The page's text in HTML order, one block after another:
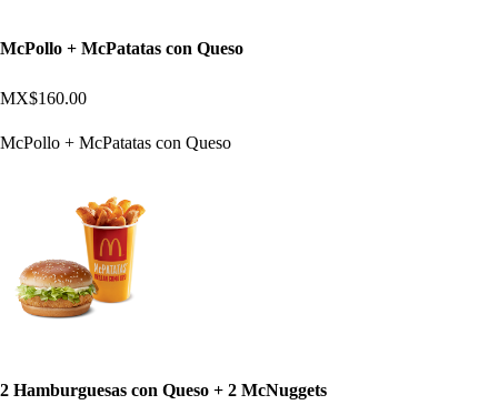
McPollo + McPatatas con Queso
MX$160.00
McPollo + McPatatas con Queso
2 Hamburguesas con Queso + 2 McNuggets